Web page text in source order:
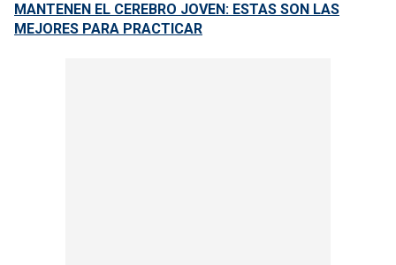
MANTENEN EL CEREBRO JOVEN: ESTAS SON LAS
MEJORES PARA PRACTICAR